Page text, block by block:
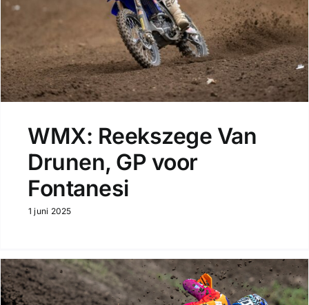
WMX: Reekszege Van
Drunen, GP voor
Fontanesi
1 juni 2025